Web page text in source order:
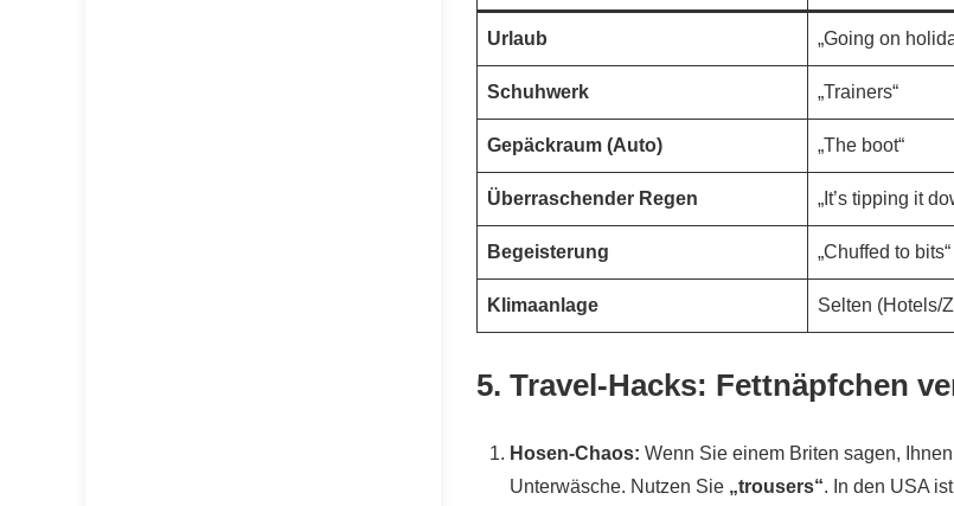
Urlaub „Going on
Schuhwerk „Trainers“
Gepäckraum (Auto) „The boot“
Überraschender Regen „It’s tipping it
Begeisterung „Chuffed to bits“
Klimaanlage Selten (Hotels/
5. Travel-Hacks: Fettnäpfchen
Hosen-Chaos: Wenn Sie einem Briten sagen,
Unterwäsche. Nutzen Sie „trousers“. In den USA